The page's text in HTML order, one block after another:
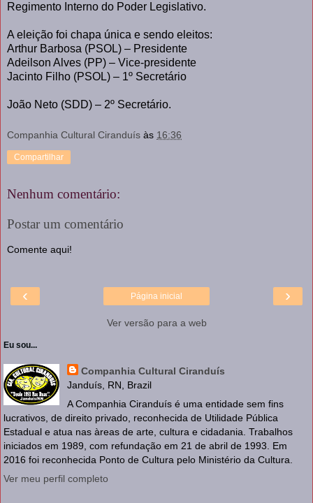
Regimento Interno do Poder Legislativo.
A eleição foi chapa única e sendo eleitos:
Arthur Barbosa (PSOL) – Presidente
Adeilson Alves (PP) – Vice-presidente
Jacinto Filho (PSOL) – 1º Secretário
João Neto (SDD) – 2º Secretário.
Companhia Cultural Ciranduís às 16:36
Compartilhar
Nenhum comentário:
Postar um comentário
Comente aqui!
‹ ›
Página inicial
Ver versão para a web
Eu sou...
Companhia Cultural Ciranduís
Janduís, RN, Brazil
A Companhia Ciranduís é uma entidade sem fins
lucrativos, de direito privado, reconhecida de Utilidade Pública
Estadual e atua nas àreas de arte, cultura e cidadania. Trabalhos
iniciados em 1989, com refundação em 21 de abril de 1993. Em
2016 foi reconhecida Ponto de Cultura pelo Ministério da Cultura.
Ver meu perfil completo